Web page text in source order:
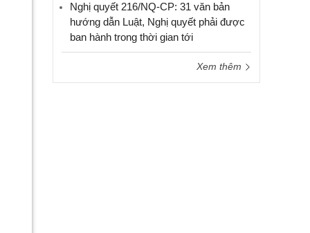
Nghị quyết 216/NQ-CP: 31 văn bản
hướng dẫn Luật, Nghị quyết phải được
ban hành trong thời gian tới
Xem thêm